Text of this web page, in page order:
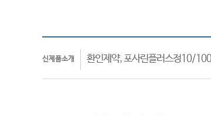
신제품소개 환인제약, 포사린플러스정10/